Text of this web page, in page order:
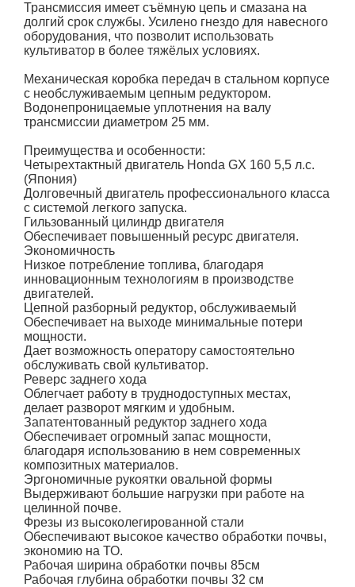
Трансмиссия имеет съёмную цепь и смазана на
долгий срок службы. Усилено гнездо для навесного
оборудования, что позволит использовать
культиватор в более тяжёлых условиях.
Механическая коробка передач в стальном корпусе
с необслуживаемым цепным редуктором.
Водонепроницаемые уплотнения на валу
трансмиссии диаметром 25 мм.
Преимущества и особенности:
Четырехтактный двигатель Honda GX 160 5,5 л.с.
(Япония)
Долговечный двигатель профессионального класса
с системой легкого запуска.
Гильзованный цилиндр двигателя
Обеспечивает повышенный ресурс двигателя.
Экономичность
Низкое потребление топлива, благодаря
инновационным технологиям в производстве
двигателей.
Цепной разборный редуктор, обслуживаемый
Обеспечивает на выходе минимальные потери
мощности.
Дает возможность оператору самостоятельно
обслуживать свой культиватор.
Реверс заднего хода
Облегчает работу в труднодоступных местах,
делает разворот мягким и удобным.
Запатентованный редуктор заднего хода
Обеспечивает огромный запас мощности,
благодаря использованию в нем современных
композитных материалов.
Эргономичные рукоятки овальной формы
Выдерживают большие нагрузки при работе на
целинной почве.
Фрезы из высоколегированной стали
Обеспечивают высокое качество обработки почвы,
экономию на ТО.
Рабочая ширина обработки почвы 85см
Рабочая глубина обработки почвы 32 см